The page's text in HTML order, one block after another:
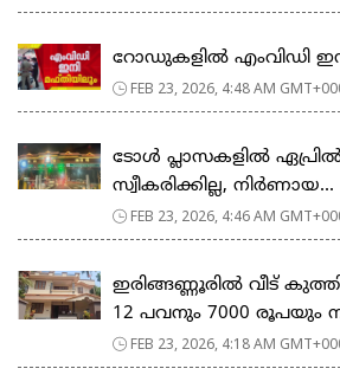
റോഡുകളില്‍ എംവിഡി
FEB 23, 2026, 4:48 AM
ടോള്‍ പ്ലാസകളില്‍
സ്വീകരിക്കില്ല, നിര്‍ണായ...
FEB 23, 2026, 4:46 AM
ഇരിങ്ങണ്ണൂരിൽ വീട്
12 പവനും 7000 രൂപയും
FEB 23, 2026, 4:18 AM